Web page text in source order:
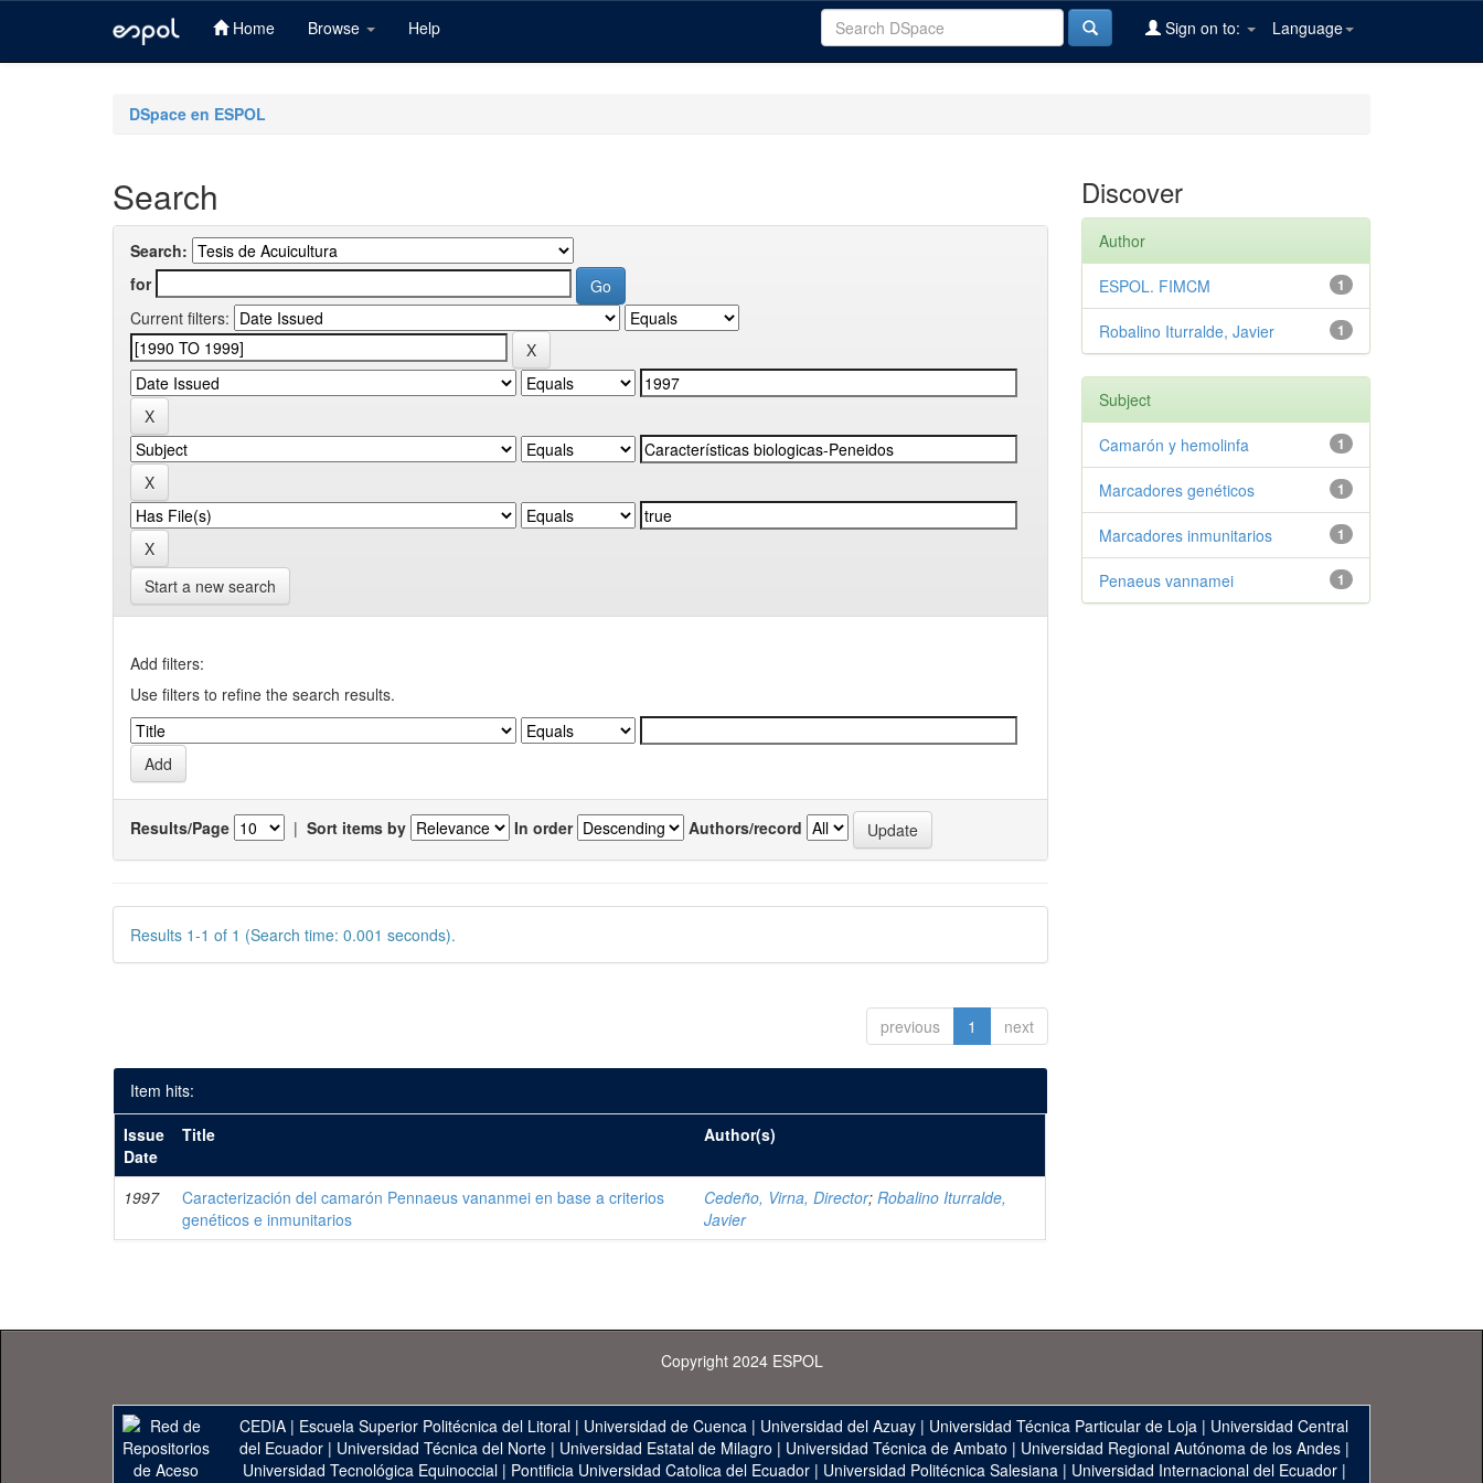
Home Browse Help Language
Sign on to:
DSpace en ESPOL
Search
Search:
for
Current filters:
Start a new search
Add filters:
Use filters to refine the search results.
Results/Page | Sort items by In order Authors/record
Results 1-1 of 1 (Search time: 0.001 seconds).
previous 1 next
Item hits:
Issue
Date
Title Author(s)
1997
Caracterización del camarón Pennaeus vananmei en base a criterios
genéticos e inmunitarios
Cedeño, Virna, Director;Robalino Iturralde,
Javier
Discover
Author
1
ESPOL. FIMCM
1
Robalino Iturralde, Javier
Subject
1
Camarón y hemolinfa
1
Marcadores genéticos
1
Marcadores inmunitarios
1
Penaeus vannamei
Copyright 2024 ESPOL
CEDIA | Escuela Superior Politécnica del Litoral | Universidad de Cuenca | Universidad del Azuay | Universidad Técnica Particular de Loja | Universidad Central
del Ecuador| Universidad Técnica del Norte| Universidad Estatal de Milagro | Universidad Técnica de Ambato | Universidad Regional Autónoma de los Andes|
Universidad Tecnológica Equinoccial| Pontificia Universidad Catolica del Ecuador| Universidad Politécnica Salesiana| Universidad Internacional del Ecuador|